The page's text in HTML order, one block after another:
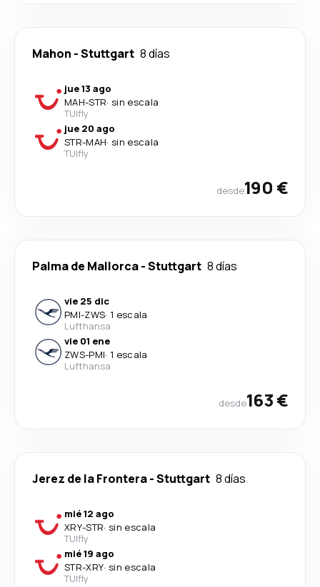
Mahon -Stuttgart 8 días
jue 13 ago
MAH-STR· sin escala
TUIfly
jue 20 ago
STR-MAH· sin escala
TUIfly
desde190 €
Palma de Mallorca-Stuttgart 8 días
vie 25 dic
PMI-ZWS· 1 escala
Lufthansa
vie 01 ene
ZWS-PMI· 1 escala
Lufthansa
desde163 €
Jerez de la Frontera-Stuttgart 8 días
mié 12 ago
XRY-STR· sin escala
TUIfly
mié 19 ago
STR-XRY· sin escala
TUIfly